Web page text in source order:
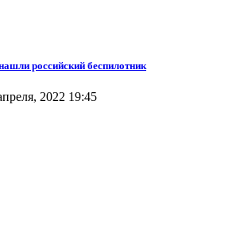
российский беспилотник
2022 19:45